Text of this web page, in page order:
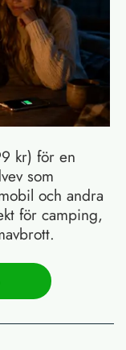
kr) för en
som
och andra
för camping,